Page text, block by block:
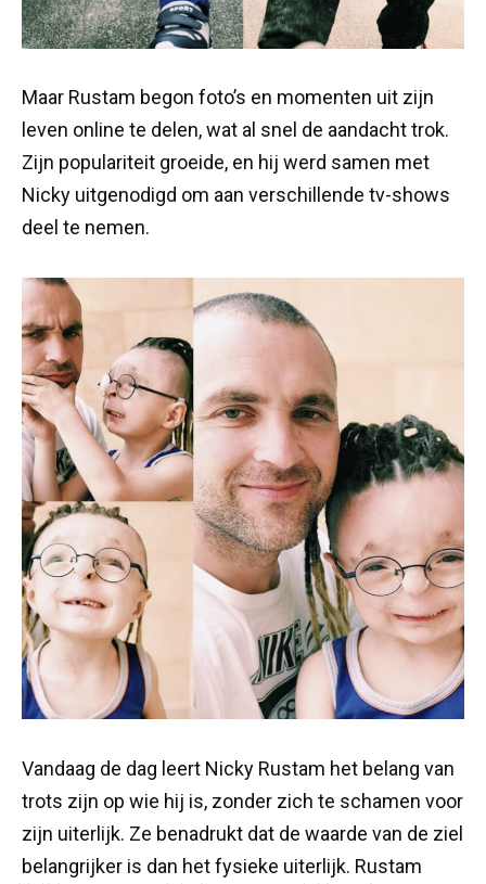
Maar Rustam begon foto’s en momenten uit zijn
leven online te delen, wat al snel de aandacht trok.
Zijn populariteit groeide, en hij werd samen met
Nicky uitgenodigd om aan verschillende tv-shows
deel te nemen.
Vandaag de dag leert Nicky Rustam het belang van
trots zijn op wie hij is, zonder zich te schamen voor
zijn uiterlijk. Ze benadrukt dat de waarde van de ziel
belangrijker is dan het fysieke uiterlijk. Rustam